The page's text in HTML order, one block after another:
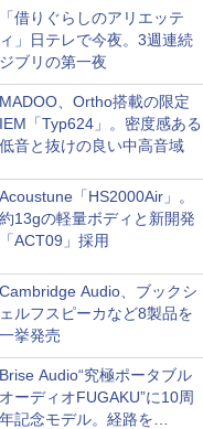
「借りぐらしのアリエッテ
ィ」日テレで今夜。3週連続
ジブリの第一夜
MADOO、Ortho搭載の限定
IEM「Typ624」。密度感ある
低音と抜けの良い中高音域
Acoustune「HS2000Air」。
約13gの軽量ボディと新開発
「ACT09」採用
Cambridge Audio、ブックシ
ェルフスピーカなど8製品を
一挙発売
Brise Audio“究極ポータブル
オーディオFUGAKU”に10周
年記念モデル。経路を